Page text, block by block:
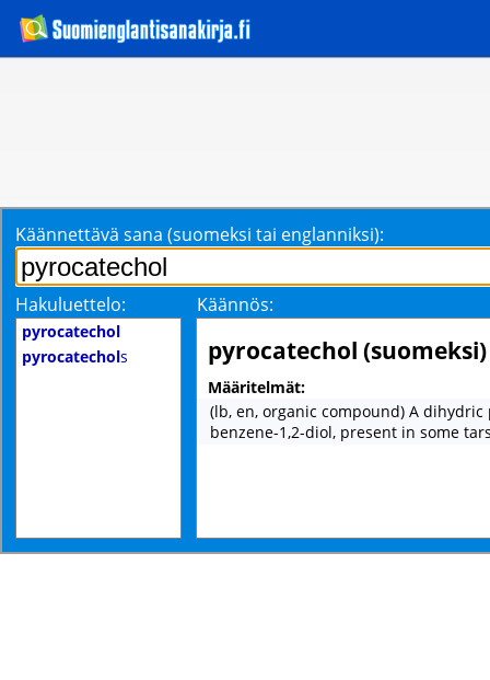
Käännettävä sana (suomeksi tai englanniksi):
Hakuluettelo: Käännös:
pyrocatechol
pyrocatechols pyrocatechol (suomeksi)
Määritelmät:
(lb, en, organic compound) A dihydric
benzene-1,2-diol, present in some